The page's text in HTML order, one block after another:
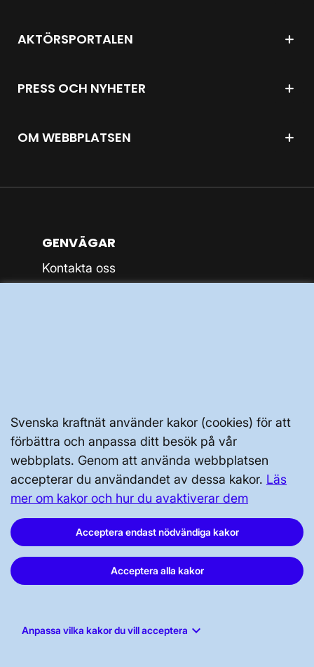
Svenska kraftnät använder kakor (cookies) för att
förbättra och anpassa ditt besök på vår
webbplats. Genom att använda webbplatsen
accepterar du användandet av dessa kakor. Läs
mer om kakor och hur du avaktiverar dem
Acceptera endast nödvändiga kakor
Acceptera alla kakor
Anpassa vilka kakor du vill acceptera keyboard_arrow_down
AKTÖRSPORTALEN
PRESS OCH NYHETER
OM WEBBPLATSEN
Svenska kraftnät, Box 1200, 172 24
Sundbyberg
Tel: 010-475 80 00
Org.nr: 202100-4284
LinkedIn
GENVÄGAR
Kontakta oss